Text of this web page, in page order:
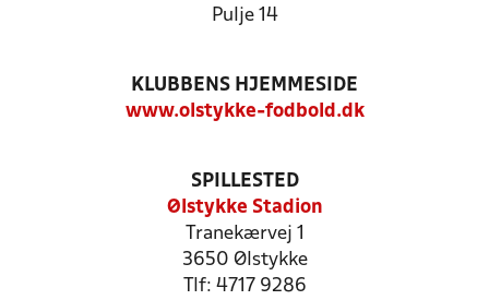
Pulje 14
KLUBBENS HJEMMESIDE
www.olstykke-fodbold.dk
SPILLESTED
Ølstykke Stadion
Tranekærvej 1
3650 Ølstykke
Tlf: 4717 9286